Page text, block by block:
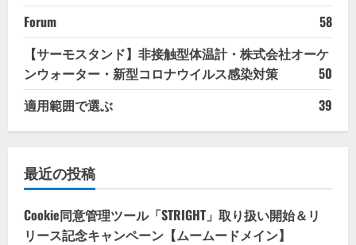
Forum
58
【サーモスタンド】非接触型体温計・株式会社オーケ
ンウォーター・新型コロナウイルス感染対策
50
適用範囲で選ぶ
39
最近の投稿
Cookie同意管理ツール「STRIGHT」取り扱い開始＆リ
リース記念キャンペーン【ムームードメイン】